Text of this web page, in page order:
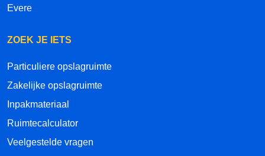
Evere
ZOEK JE IETS
Particuliere opslagruimte
Zakelijke opslagruimte
Inpakmateriaal
Ruimtecalculator
Veelgestelde vragen